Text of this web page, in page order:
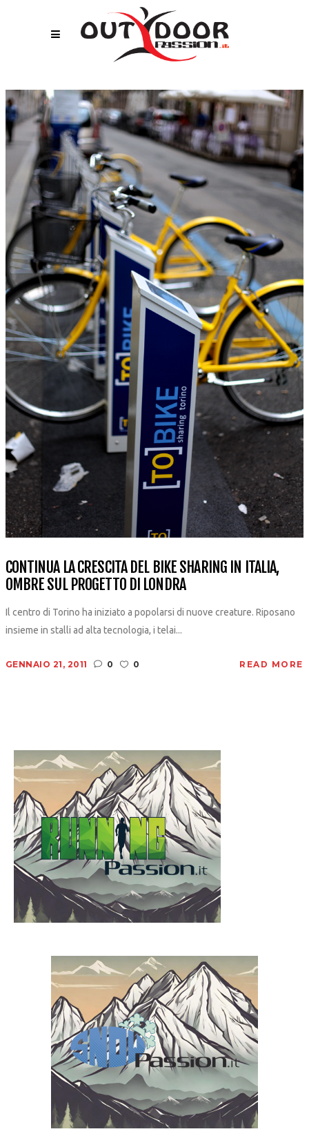
CONTINUA LA CRESCITA DEL BIKE SHARING IN ITALIA,
OMBRE SUL PROGETTO DI LONDRA
Il centro di Torino ha iniziato a popolarsi di nuove creature. Riposano
insieme in stalli ad alta tecnologia, i telai...
GENNAIO 21, 2011 0 0 READ MORE